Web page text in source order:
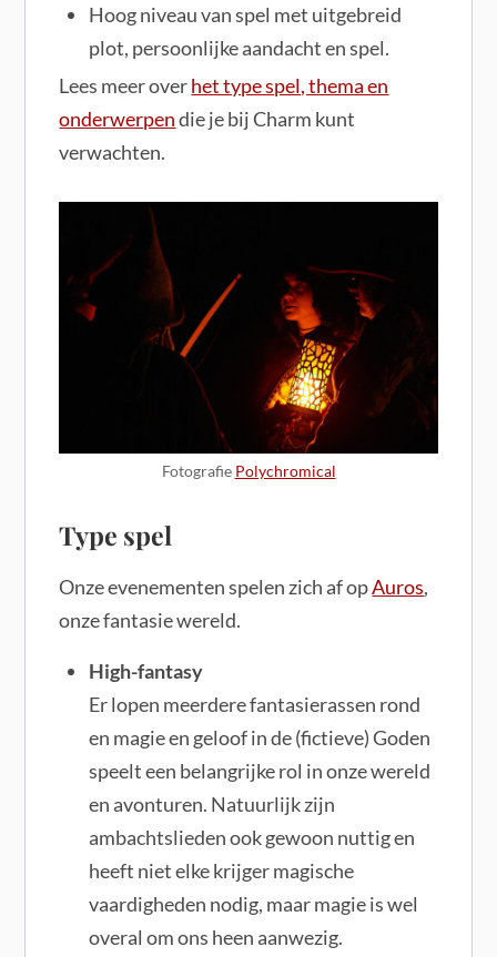
Hoog niveau van spel met uitgebreid
plot, persoonlijke aandacht en spel.
Lees meer overhet type spel, thema en
onderwerpendie je bij Charm kunt
verwachten.
Fotografie Polychromical
Type spel
Onze evenementen spelen zich af opAuros,
onze fantasie wereld.
High-fantasy
Er lopen meerdere fantasierassen rond
en magie en geloof in de (fictieve) Goden
speelt een belangrijke rol in onze wereld
en avonturen. Natuurlijk zijn
ambachtslieden ook gewoon nuttig en
heeft niet elke krijger magische
vaardigheden nodig, maar magie is wel
overal om ons heen aanwezig.